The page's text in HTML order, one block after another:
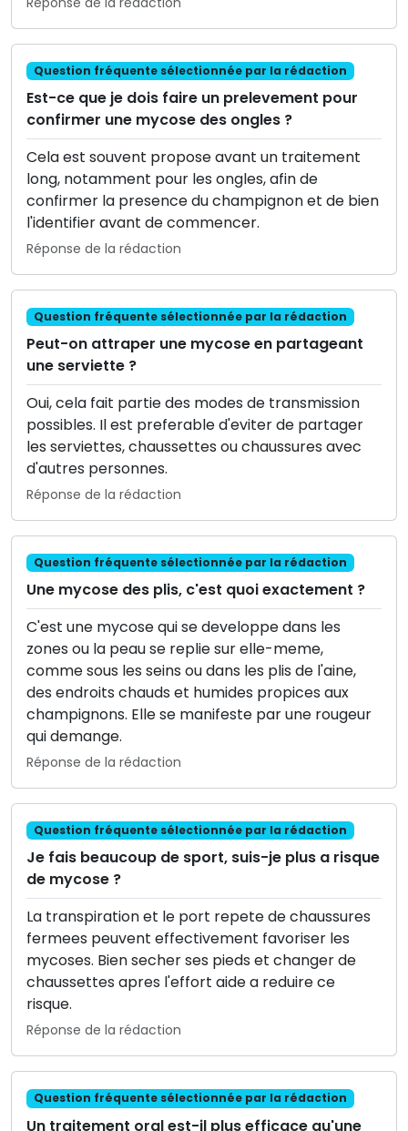
Question fréquente sélectionnée par la rédaction
Est-ce que je dois faire un prelevement pour
confirmer une mycose des ongles ?
Cela est souvent propose avant un traitement
long, notamment pour les ongles, afin de
confirmer la presence du champignon et de bien
l'identifier avant de commencer.
Réponse de la rédaction
Question fréquente sélectionnée par la rédaction
Peut-on attraper une mycose en partageant
une serviette ?
Oui, cela fait partie des modes de transmission
possibles. Il est preferable d'eviter de partager
les serviettes, chaussettes ou chaussures avec
d'autres personnes.
Réponse de la rédaction
Question fréquente sélectionnée par la rédaction
Une mycose des plis, c'est quoi exactement ?
C'est une mycose qui se developpe dans les
zones ou la peau se replie sur elle-meme,
comme sous les seins ou dans les plis de l'aine,
des endroits chauds et humides propices aux
champignons. Elle se manifeste par une rougeur
qui demange.
Réponse de la rédaction
Question fréquente sélectionnée par la rédaction
Je fais beaucoup de sport, suis-je plus a risque
de mycose ?
La transpiration et le port repete de chaussures
fermees peuvent effectivement favoriser les
mycoses. Bien secher ses pieds et changer de
chaussettes apres l'effort aide a reduire ce
risque.
Réponse de la rédaction
Question fréquente sélectionnée par la rédaction
Un traitement oral est-il plus efficace qu'une